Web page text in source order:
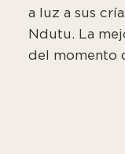
a luz a sus
Ndutu. La
del momento